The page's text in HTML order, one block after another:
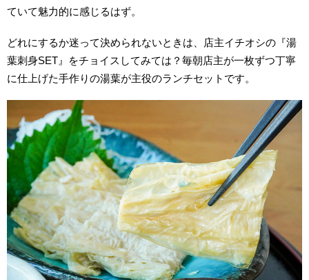
ていて魅力的に感じるはず。
どれにするか迷って決められないときは、店主イチオシの『湯
葉刺身SET』をチョイスしてみては？毎朝店主が一枚ずつ丁寧
に仕上げた手作りの湯葉が主役のランチセットです。